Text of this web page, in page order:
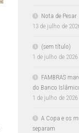
Nota de Pesar
13 de julho de
(sem título)
1 de julho de 2026
FAMBRAS
do Banco
1 de julho de 2026
A Copa e os
separam